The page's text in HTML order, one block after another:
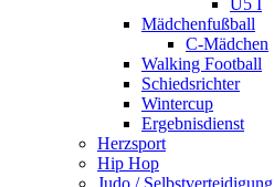
U5 I
Mädchenfußball
C-Mädchen
Walking Football
Schiedsrichter
Wintercup
Ergebnisdienst
Herzsport
Hip Hop
Judo / Selbstverteidigung